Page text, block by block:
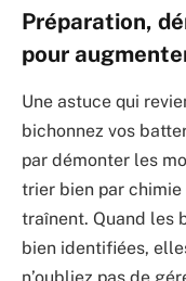
Préparation,
pour
Une astuce qui
bichonnez vos
par démonter les
trier bien par
traînent. Quand les
bien identifiées,